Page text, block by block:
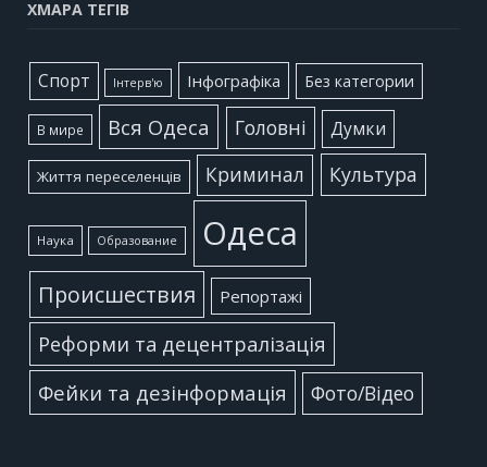
ХМАРА ТЕГІВ
Cпорт Інтерв'ю Інфографіка Без категории
В мире Вся Одеса Головні Думки
Життя переселенців Криминал Культура
Наука Образование Одеса
Происшествия Репортажі
Реформи та децентралізація
Фейки та дезінформація
Фото/Відео